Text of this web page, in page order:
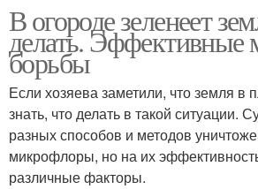
В огороде зеленеет
делать. Эффективные
борьбы
Если хозяева заметили, что земля в
знать, что делать в такой ситуации.
разных способов и методов
микрофлоры, но на их
различные факторы.